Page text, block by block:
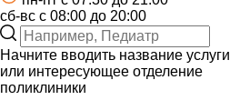
сб-вс с 08:00 до 20:00
Начните вводить название услуги
или интересующее отделение
поликлиники